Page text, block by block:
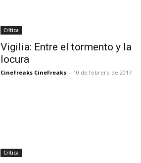
Crítica
Vigilia: Entre el tormento y la
locura
CineFreaks CineFreaks - 10 de febrero de 2017
Crítica